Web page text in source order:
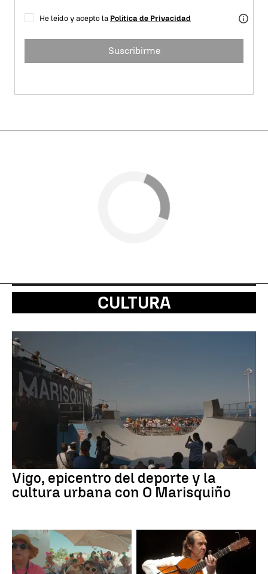
He leído y acepto la Política de Privacidad
Suscribirme
CULTURA
Vigo, epicentro del deporte y la
cultura urbana con O Marisquiño